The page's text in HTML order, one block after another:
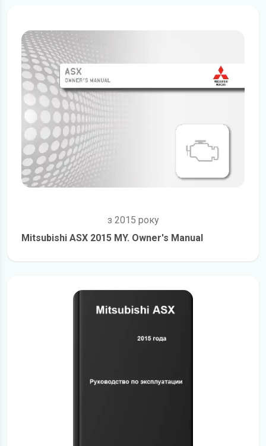
з 2015 року
Mitsubishi ASX 2015 MY. Owner's Manual